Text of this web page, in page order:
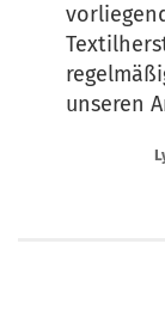
unseren